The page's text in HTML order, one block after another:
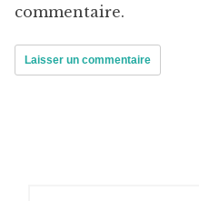
commentaire.